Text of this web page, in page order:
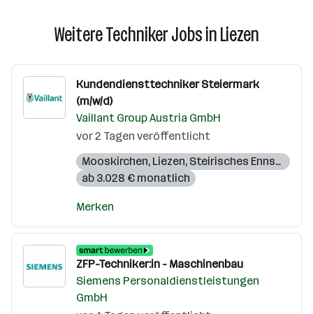
Weitere Techniker Jobs in Liezen
Kundendiensttechniker Steiermark
(m/w/d)
Vaillant Group Austria GmbH
vor 2 Tagen veröffentlicht
Mooskirchen, Liezen, Steirisches Ennstal
ab 3.028 € monatlich
Merken
ZFP-Techniker:in - Maschinenbau
Siemens Personaldienstleistungen
GmbH